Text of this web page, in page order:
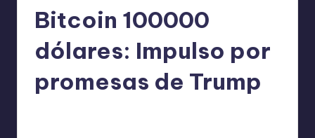
Bitcoin 100000
dólares: Impulso por
promesas de Trump